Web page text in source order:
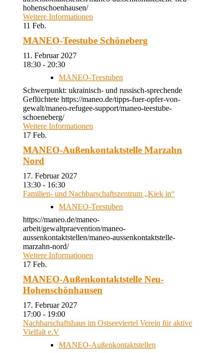
hohenschoenhausen/
Weitere Informationen
11 Feb.
MANEO-Teestube Schöneberg
11. Februar 2027
18:30 - 20:30
MANEO-Teestuben
Schwerpunkt: ukrainisch- und russisch-sprechende
Geflüchtete https://maneo.de/tipps-fuer-opfer-von-
gewalt/maneo-refugee-support/maneo-teestube-
schoeneberg/
Weitere Informationen
17 Feb.
MANEO-Außenkontaktstelle Marzahn
Nord
17. Februar 2027
13:30 - 16:30
Familien- und Nachbarschaftszentrum „Kiek in“
MANEO-Teestuben
https://maneo.de/maneo-
arbeit/gewaltpraevention/maneo-
aussenkontaktstellen/maneo-aussenkontaktstelle-
marzahn-nord/
Weitere Informationen
17 Feb.
MANEO-Außenkontaktstelle Neu-
Hohenschönhausen
17. Februar 2027
17:00 - 19:00
Nachbarschaftshaus im Ostseeviertel Verein für aktive
Vielfalt e.V
MANEO-Außenkontaktstellen